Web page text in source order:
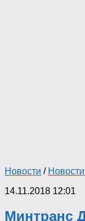
Новости /
14.11.2018 12:01
Минтранс